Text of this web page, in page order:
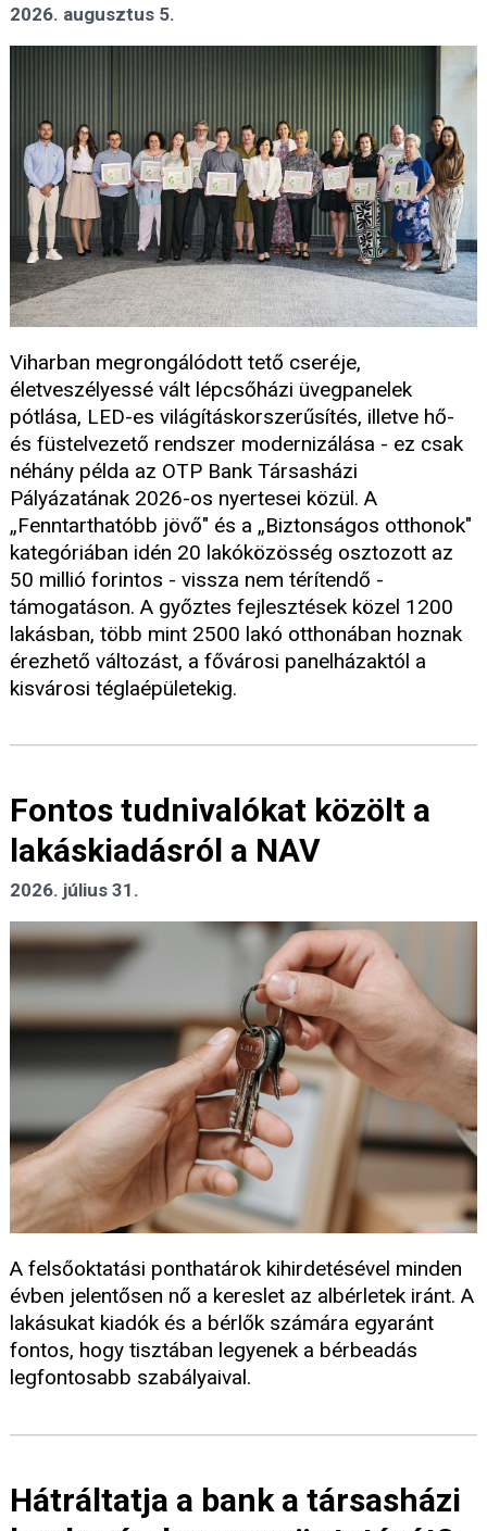
2026. augusztus 5.
Viharban megrongálódott tető cseréje,
életveszélyessé vált lépcsőházi üvegpanelek
pótlása, LED-es világításkorszerűsítés, illetve hő-
és füstelvezető rendszer modernizálása - ez csak
néhány példa az OTP Bank Társasházi
Pályázatának 2026-os nyertesei közül. A
„Fenntarthatóbb jövő" és a „Biztonságos otthonok"
kategóriában idén 20 lakóközösség osztozott az
50 millió forintos - vissza nem térítendő -
támogatáson. A győztes fejlesztések közel 1200
lakásban, több mint 2500 lakó otthonában hoznak
érezhető változást, a fővárosi panelházaktól a
kisvárosi téglaépületekig.
Fontos tudnivalókat közölt a
lakáskiadásról a NAV
2026. július 31.
A felsőoktatási ponthatárok kihirdetésével minden
évben jelentősen nő a kereslet az albérletek iránt. A
lakásukat kiadók és a bérlők számára egyaránt
fontos, hogy tisztában legyenek a bérbeadás
legfontosabb szabályaival.
Hátráltatja a bank a társasházi